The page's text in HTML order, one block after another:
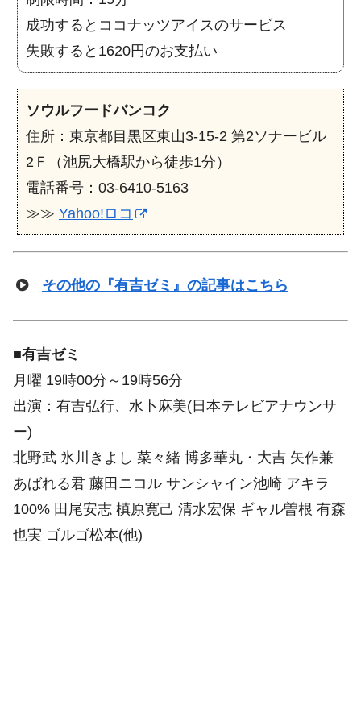
成功するとココナッツアイスのサービス
失敗すると1620円のお支払い
ソウルフードバンコク
住所：東京都目黒区東山3-15-2 第2ソナービル
2Ｆ（池尻大橋駅から徒歩1分）
電話番号：03-6410-5163
≫≫ Yahoo!ロコ
その他の『有吉ゼミ』の記事はこちら
■有吉ゼミ
月曜 19時00分～19時56分
出演：有吉弘行、水卜麻美(日本テレビアナウンサ
ー)
北野武 氷川きよし 菜々緒 博多華丸・大吉 矢作兼
あばれる君 藤田ニコル サンシャイン池崎 アキラ
100% 田尾安志 槙原寛己 清水宏保 ギャル曽根 有森
也実 ゴルゴ松本(他)